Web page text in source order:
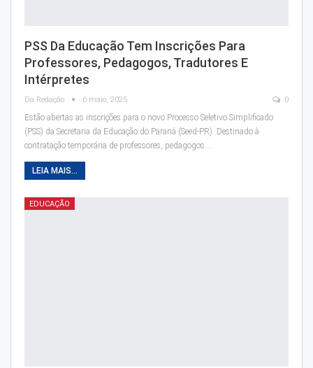
PSS Da Educação Tem Inscrições Para
Professores, Pedagogos, Tradutores E
Intérpretes
Da Redação 6 maio, 2025 0
Estão abertas as inscrições para o novo Processo Seletivo Simplificado
(PSS) da Secretaria da Educação do Paraná (Seed-PR). Destinado à
contratação temporária de professores, pedagogos…
LEIA MAIS...
EDUCAÇÃO